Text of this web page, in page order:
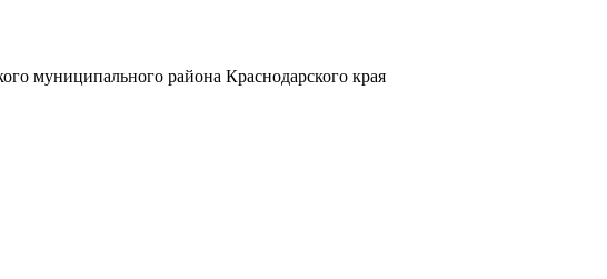
муниципального района Краснодарского края